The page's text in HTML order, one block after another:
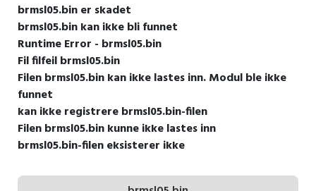
brmsl05.bin er skadet
brmsl05.bin kan ikke bli funnet
Runtime Error - brmsl05.bin
Fil filfeil brmsl05.bin
Filen brmsl05.bin kan ikke lastes inn. Modul ble ikke
funnet
kan ikke registrere brmsl05.bin-filen
Filen brmsl05.bin kunne ikke lastes inn
brmsl05.bin-filen eksisterer ikke